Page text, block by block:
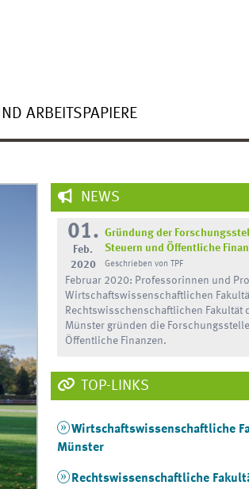
ARBEITSPAPIERE
NEWS
01.
Feb.
2020
Gründung der
Steuern und Öffentliche
Geschrieben von TPF
Februar 2020: Professorinnen und
Wirtschaftswissenschaftlichen
Rechtswisschenschaftlichen Fakultät
Münster gründen die
Öffentliche Finanzen.
TOP-LINKS
Wirtschaftswissenschaftliche
Münster
Rechtswissenschaftliche